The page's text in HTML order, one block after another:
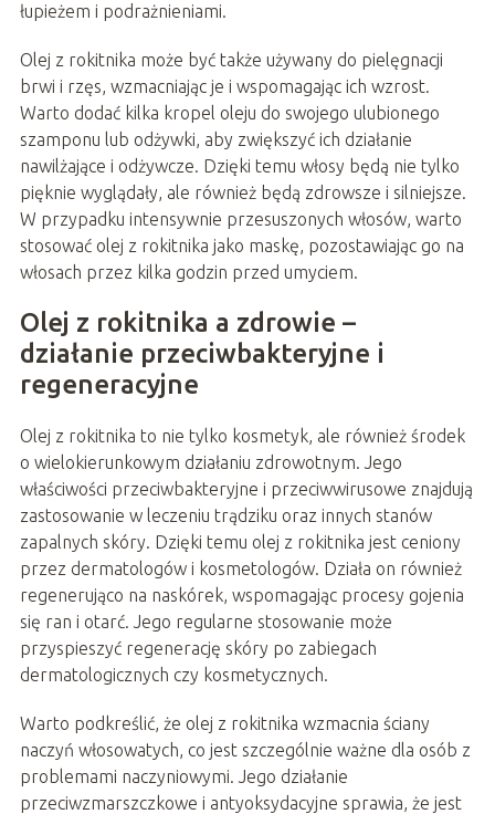
łupieżem i podrażnieniami.
Olej z rokitnika może być także używany do pielęgnacji
brwi i rzęs, wzmacniając je i wspomagając ich wzrost.
Warto dodać kilka kropel oleju do swojego ulubionego
szamponu lub odżywki, aby zwiększyć ich działanie
nawilżające i odżywcze. Dzięki temu włosy będą nie tylko
pięknie wyglądały, ale również będą zdrowsze i silniejsze.
W przypadku intensywnie przesuszonych włosów, warto
stosować olej z rokitnika jako maskę, pozostawiając go na
włosach przez kilka godzin przed umyciem.
Olej z rokitnika a zdrowie –
działanie przeciwbakteryjne i
regeneracyjne
Olej z rokitnika to nie tylko kosmetyk, ale również środek
o wielokierunkowym działaniu zdrowotnym. Jego
właściwości przeciwbakteryjne i przeciwwirusowe znajdują
zastosowanie w leczeniu trądziku oraz innych stanów
zapalnych skóry. Dzięki temu olej z rokitnika jest ceniony
przez dermatologów i kosmetologów. Działa on również
regenerująco na naskórek, wspomagając procesy gojenia
się ran i otarć. Jego regularne stosowanie może
przyspieszyć regenerację skóry po zabiegach
dermatologicznych czy kosmetycznych.
Warto podkreślić, że olej z rokitnika wzmacnia ściany
naczyń włosowatych, co jest szczególnie ważne dla osób z
problemami naczyniowymi. Jego działanie
przeciwzmarszczkowe i antyoksydacyjne sprawia, że jest